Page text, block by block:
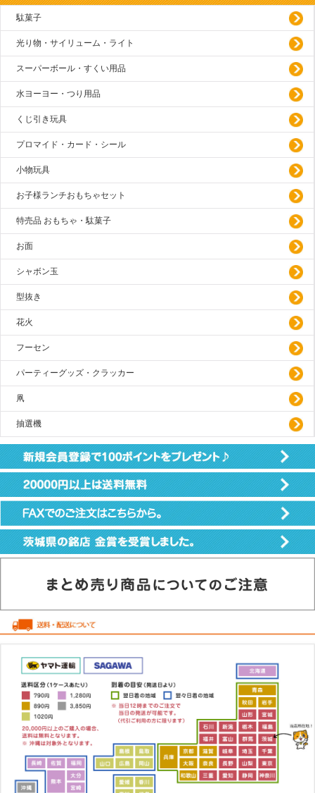
駄菓子
光り物・サイリューム・ライト
スーパーボール・すくい用品
水ヨーヨー・つり用品
くじ引き玩具
プロマイド・カード・シール
小物玩具
お子様ランチおもちゃセット
特売品 おもちゃ・駄菓子
お面
シャボン玉
型抜き
花火
フーセン
パーティーグッズ・クラッカー
凧
抽選機